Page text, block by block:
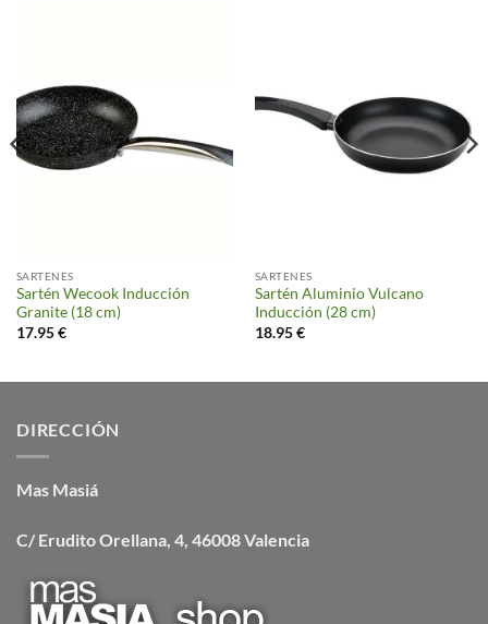
SARTENES
Sartén Wecook Inducción
Granite (18 cm)
17.95€
SARTENES
Sartén Aluminio Vulcano
Inducción (28 cm)
18.95€
DIRECCIÓN
Mas Masiá
C/ Erudito Orellana, 4, 46008 Valencia